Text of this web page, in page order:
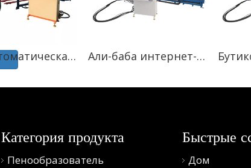
Полуавтоматическая машина для производства губки для вспенивания Али-баба интернет-магазины продажи Автоматическая вакуумная вспенивающая машина из Китая
Категория продукта
Пенообразователь
Быстрые
Дом